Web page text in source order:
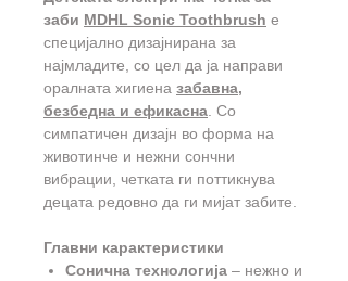
заби MDHL Sonic Toothbrush е
специјално дизајнирана за
најмладите, со цел да ја направи
оралната хигиена забавна,
безбедна и ефикасна. Со
симпатичен дизајн во форма на
животинче и нежни сончни
вибрации, четката ги поттикнува
децата редовно да ги мијат забите.
Главни карактеристики
Сонична технологија – нежно и